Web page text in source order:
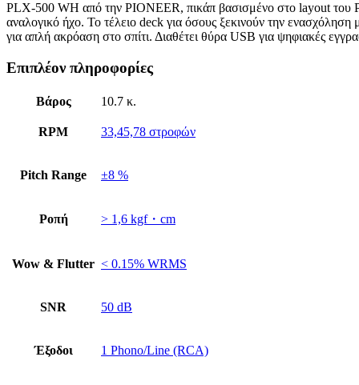
PLX-500 WH από την PIONEER, πικάπ βασισμένο στο layout του
αναλογικό ήχο. Το τέλειο deck για όσους ξεκινούν την ενασχόληση
για απλή ακρόαση στο σπίτι. Διαθέτει θύρα USB για ψηφιακές
Επιπλέον πληροφορίες
Βάρος 10.7 κ.
RPM 33,45,78 στροφών
Pitch Range ±8 %
Ροπή > 1,6 kgf・cm
Wow & Flutter < 0.15% WRMS
SNR 50 dB
Έξοδοι 1 Phono/Line (RCA)